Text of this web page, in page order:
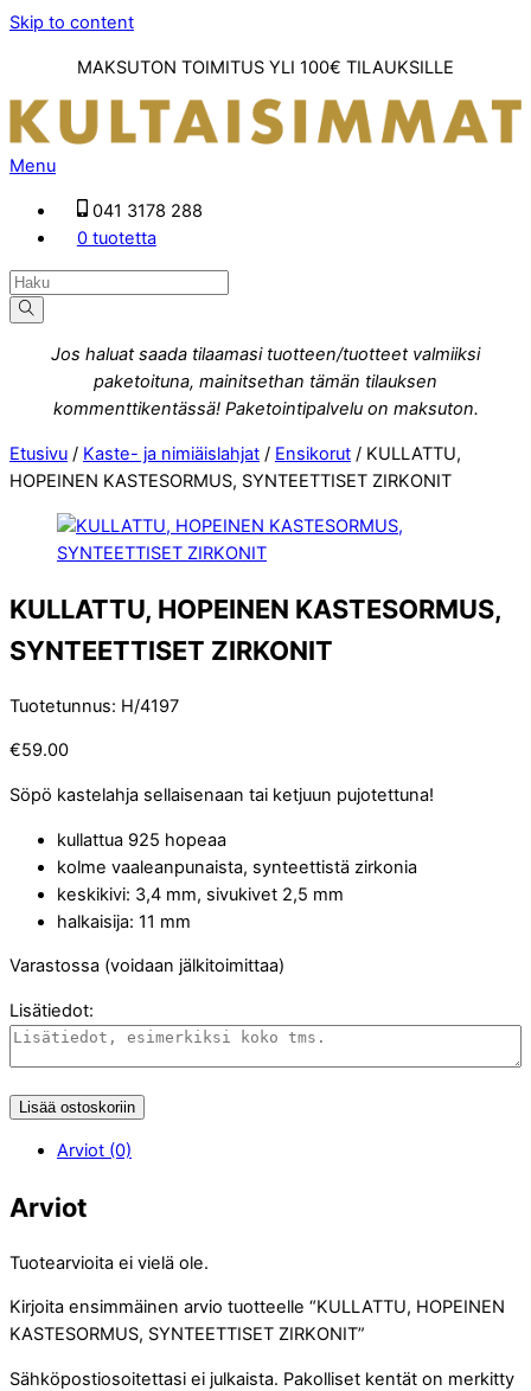
Skip to content
MAKSUTON TOIMITUS YLI 100€ TILAUKSILLE
Menu
041 3178 288
0 tuotetta
Jos haluat saada tilaamasi tuotteen/tuotteet valmiiksi
paketoituna, mainitsethan tämän tilauksen
kommenttikentässä! Paketointipalvelu on maksuton.
Etusivu / Kaste- ja nimiäislahjat / Ensikorut / KULLATTU,
HOPEINEN KASTESORMUS, SYNTEETTISET ZIRKONIT
KULLATTU, HOPEINEN KASTESORMUS,
SYNTEETTISET ZIRKONIT
Tuotetunnus: H/4197
€59.00
Söpö kastelahja sellaisenaan tai ketjuun pujotettuna!
kullattua 925 hopeaa
kolme vaaleanpunaista, synteettistä zirkonia
keskikivi: 3,4 mm, sivukivet 2,5 mm
halkaisija: 11 mm
Varastossa (voidaan jälkitoimittaa)
Lisätiedot:
Lisää ostoskoriin
Arviot (0)
Arviot
Tuotearvioita ei vielä ole.
Kirjoita ensimmäinen arvio tuotteelle “KULLATTU, HOPEINEN
KASTESORMUS, SYNTEETTISET ZIRKONIT”
Sähköpostiosoitettasi ei julkaista. Pakolliset kentät on merkitty